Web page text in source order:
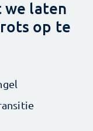
we laten
op te